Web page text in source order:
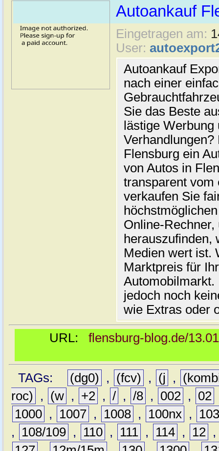
Autoankauf
Eingetragen am:
User:
Autoankauf
nach einer
Sie das Beste
lästige
Flensburg ein
von Autos in
transparent vom
verkaufen Sie
Online-
herauszufinden,
Medien wert ist.
Marktpreis für
jedoch noch
wie Extras oder
URL: flensburg-blog.de/
TAGs: (dg0) , (fcv) , (j ,
roc)
, (w , +2 , / , /8 , 002 , 02
1000 , 1007 , 1008 , 100nx ,
,
108/109 , 110 , 111 , 114 , 12